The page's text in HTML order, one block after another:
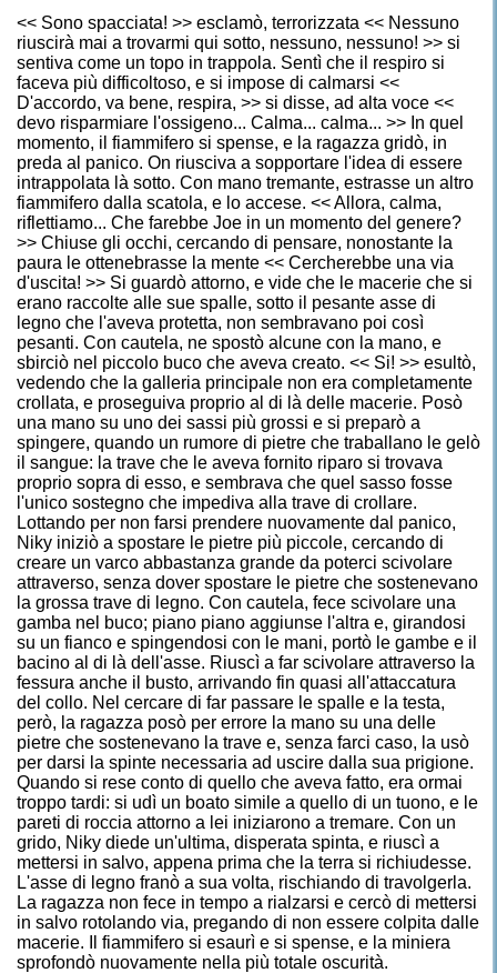
<< Sono spacciata! >> esclamò, terrorizzata << Nessuno
riuscirà mai a trovarmi qui sotto, nessuno, nessuno! >> si
sentiva come un topo in trappola. Sentì che il respiro si
faceva più difficoltoso, e si impose di calmarsi <<
D'accordo, va bene, respira, >> si disse, ad alta voce <<
devo risparmiare l'ossigeno... Calma... calma... >> In quel
momento, il fiammifero si spense, e la ragazza gridò, in
preda al panico. On riusciva a sopportare l'idea di essere
intrappolata là sotto. Con mano tremante, estrasse un altro
fiammifero dalla scatola, e lo accese. << Allora, calma,
riflettiamo... Che farebbe Joe in un momento del genere?
>> Chiuse gli occhi, cercando di pensare, nonostante la
paura le ottenebrasse la mente << Cercherebbe una via
d'uscita! >> Si guardò attorno, e vide che le macerie che si
erano raccolte alle sue spalle, sotto il pesante asse di
legno che l'aveva protetta, non sembravano poi così
pesanti. Con cautela, ne spostò alcune con la mano, e
sbirciò nel piccolo buco che aveva creato. << Si! >> esultò,
vedendo che la galleria principale non era completamente
crollata, e proseguiva proprio al di là delle macerie. Posò
una mano su uno dei sassi più grossi e si preparò a
spingere, quando un rumore di pietre che traballano le gelò
il sangue: la trave che le aveva fornito riparo si trovava
proprio sopra di esso, e sembrava che quel sasso fosse
l'unico sostegno che impediva alla trave di crollare.
Lottando per non farsi prendere nuovamente dal panico,
Niky iniziò a spostare le pietre più piccole, cercando di
creare un varco abbastanza grande da poterci scivolare
attraverso, senza dover spostare le pietre che sostenevano
la grossa trave di legno. Con cautela, fece scivolare una
gamba nel buco; piano piano aggiunse l'altra e, girandosi
su un fianco e spingendosi con le mani, portò le gambe e il
bacino al di là dell'asse. Riuscì a far scivolare attraverso la
fessura anche il busto, arrivando fin quasi all'attaccatura
del collo. Nel cercare di far passare le spalle e la testa,
però, la ragazza posò per errore la mano su una delle
pietre che sostenevano la trave e, senza farci caso, la usò
per darsi la spinte necessaria ad uscire dalla sua prigione.
Quando si rese conto di quello che aveva fatto, era ormai
troppo tardi: si udì un boato simile a quello di un tuono, e le
pareti di roccia attorno a lei iniziarono a tremare. Con un
grido, Niky diede un'ultima, disperata spinta, e riuscì a
mettersi in salvo, appena prima che la terra si richiudesse.
L'asse di legno franò a sua volta, rischiando di travolgerla.
La ragazza non fece in tempo a rialzarsi e cercò di mettersi
in salvo rotolando via, pregando di non essere colpita dalle
macerie. Il fiammifero si esaurì e si spense, e la miniera
sprofondò nuovamente nella più totale oscurità.